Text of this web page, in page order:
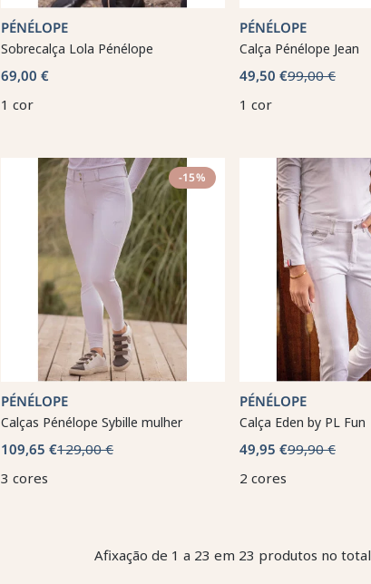
PÉNÉLOPE
Sobrecalça Lola Pénélope
69,00 €
1 cor
PÉNÉLOPE
Calça Pénélope Jean
49,50 €99,00 €
1 cor
-15%
PÉNÉLOPE
Calças Pénélope Sybille mulher
109,65 €129,00 €
3 cores
PÉNÉLOPE
Calça Eden by PL Fun
49,95 €99,90 €
2 cores
Afixação de 1 a 23 em 23 produtos no total